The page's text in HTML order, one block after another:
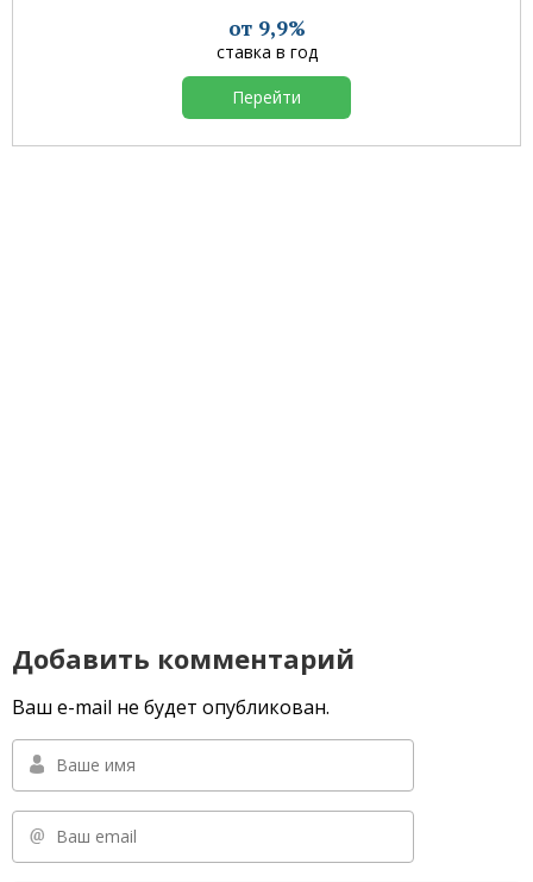
от 9,9%
ставка в год
Перейти
Добавить комментарий
Ваш e-mail не будет опубликован.